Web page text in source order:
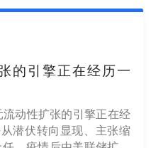
的引擎正在经历一
动性扩张的引擎正在经
潜伏转向显现、主张缩